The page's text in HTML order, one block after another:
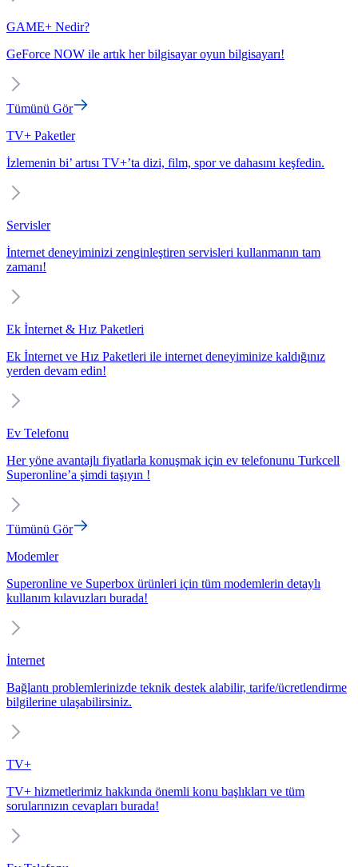
GAME+ Nedir?
GeForce NOW ile artık her bilgisayar oyun bilgisayarı!
Tümünü Gör
TV+ Paketler
İzlemenin bi’ artısı TV+’ta dizi, film, spor ve dahasını keşfedin.
Servisler
İnternet deneyiminizi zenginleştiren servisleri kullanmanın tam
zamanı!
Ek İnternet & Hız Paketleri
Ek İnternet ve Hız Paketleri ile internet deneyiminize kaldığınız
yerden devam edin!
Ev Telefonu
Her yöne avantajlı fiyatlarla konuşmak için ev telefonunu Turkcell
Superonline’a şimdi taşıyın !
Tümünü Gör
Modemler
Superonline ve Superbox ürünleri için tüm modemlerin detaylı
kullanım kılavuzları burada!
İnternet
Bağlantı problemlerinizde teknik destek alabilir, tarife/ücretlendirme
bilgilerine ulaşabilirsiniz.
TV+
TV+ hizmetlerimiz hakkında önemli konu başlıkları ve tüm
sorularınızın cevapları burada!